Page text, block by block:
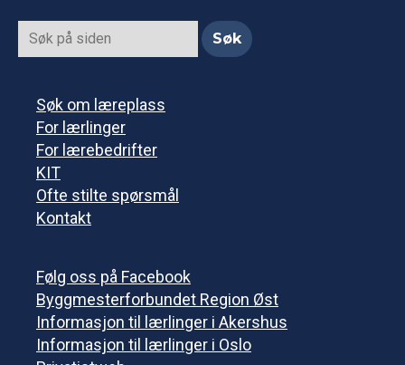
Søk om læreplass
For lærlinger
For lærebedrifter
KIT
Ofte stilte spørsmål
Kontakt
Følg oss på Facebook
Byggmesterforbundet Region Øst
Informasjon til lærlinger i Akershus
Informasjon til lærlinger i Oslo